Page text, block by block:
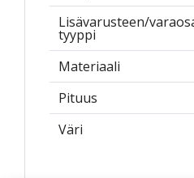
Lisävarusteen/
tyyppi
Materiaali
Pituus
Väri